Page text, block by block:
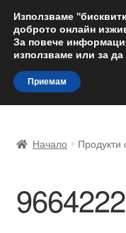
Skip
to
navigation
Skip
to
content
Доставка по целия
Жалби
Начало Продукти
Използваме
доброто онлайн
За повече
използваме или за
Приемам